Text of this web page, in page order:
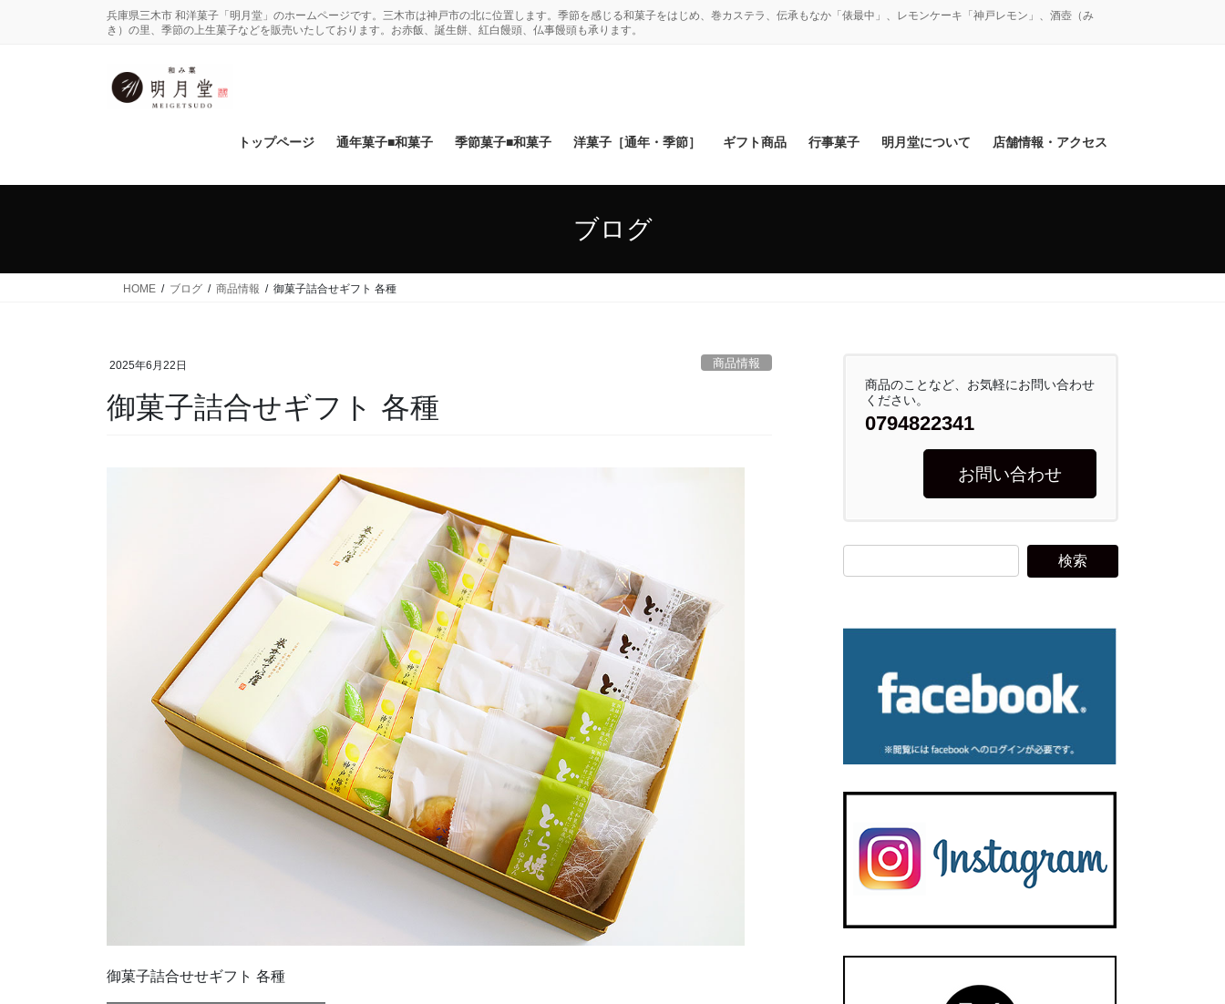
移
兵庫県三木市 和洋菓子「明月堂」のホームページです。三木市は神戸市の北に位置します。季節を感じる和菓子をはじめ、巻カステラ、伝承もなか「俵最中」、レモンケーキ「神戸レモン」、酒壺（み
き）の里、季節の上生菓子などを販売いたしております。お赤飯、誕生餅、紅白饅頭、仏事饅頭も承ります。
トップページ 通年菓子■和菓子 季節菓子■和菓子 洋菓子［通年・季節］ ギフト商品 行事菓子 明月堂について 店舗情報・アクセス
ブログ
HOME ブログ 商品情報 御菓子詰合せギフト 各種
2025年6月22日 商品情報
御菓子詰合せギフト 各種
御菓子詰合せせギフト 各種
商品のことなど、お気軽にお問い合わせ
ください。
0794822341
お問い合わせ